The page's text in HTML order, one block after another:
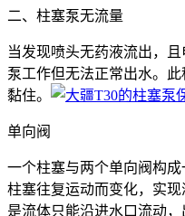
二、柱塞泵无流量
当发现喷头无药液流出，
泵工作但无法正常出水。
黏住。
单向阀
一个柱塞与两个单向阀构
柱塞往复运动而变化，实
是流体只能沿进水口流动，